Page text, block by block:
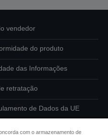
vendedor
do produto
das Informações
retratação
de Dados da UE
com o armazenamento de